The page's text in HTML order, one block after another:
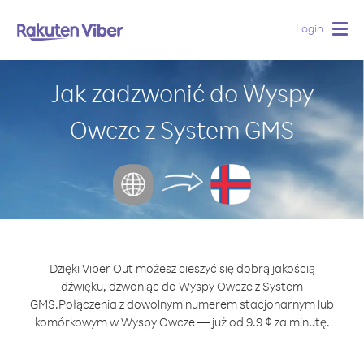
Login
Jak zadzwonić do Wyspy
Owcze z System GMS
Dzięki Viber Out możesz cieszyć się dobrą jakością
dźwięku, dzwoniąc do Wyspy Owcze z System
GMS.Połączenia z dowolnym numerem stacjonarnym lub
komórkowym w Wyspy Owcze — już od 9.9 ¢ za minutę.